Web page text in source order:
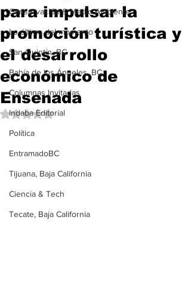
Conservación & Medio Ambiente
Lo último del momento
San Quintín, BC
Bahía de los Ángeles, BC
Columnas Invitadas
Indaba Editorial
Política
EntramadoBC
Tijuana, Baja California
Ciencia & Tech
Tecate, Baja California
para impulsar la
promoción turística y
el desarrollo
económico de
Ensenada
Obtuvo NaN de 5 estrellas.